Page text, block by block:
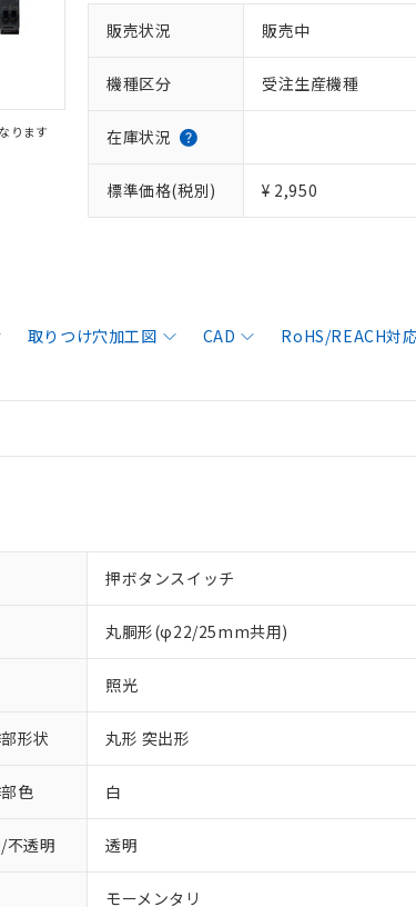
ります
販売状況 販売中
機種区分 受注生産機種
在庫状況
標準価格(税別) ¥ 2,950
取りつけ穴加工図 CAD RoHS/REACH対
押ボタンスイッチ
丸胴形(φ22/25mm共用)
照光
形状 丸形 突出形
色 白
不透明 透明
モーメンタリ